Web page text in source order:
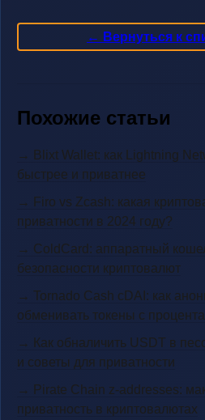
← Вернуться к
Похожие статьи
→ Blixt Wallet: как Lightning
быстрее и приватнее
→ Firo vs Zcash: какая
приватности в 2024 году?
→ ColdCard: аппаратный
безопасности криптовалют
→ Tornado Cash cDAI: как
обменивать токены с
→ Как обналичить USDT в
и советы для приватности
→ Pirate Chain z-addresses:
приватность в криптовалютах